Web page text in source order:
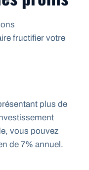
fructifier votre
plus de
vous pouvez
de 7% annuel.